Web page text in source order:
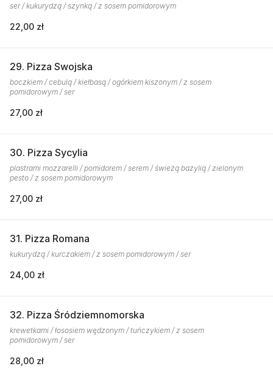
ser / kukurydzą / szynką / z sosem pomidorowym
22,00 zł
29. Pizza Swojska
boczkiem / cebulą / kiełbasą / ogórkiem kiszonym / z sosem
pomidorowym / ser
27,00 zł
30. Pizza Sycylia
plastrami mozzarelli / pomidorem / serem / świeżą bazylią / zielonym
pesto / z sosem pomidorowym
27,00 zł
31. Pizza Romana
kukurydzą / kurczakiem / z sosem pomidorowym / ser
24,00 zł
32. Pizza Śródziemnomorska
krewetkami / łososiem wędzonym / tuńczykiem / z sosem
pomidorowym / ser
28,00 zł